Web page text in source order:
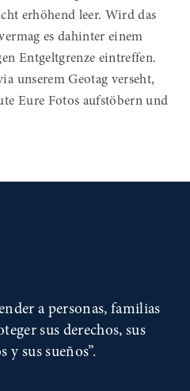
erhöhend leer. Wird das
es dahinter einem
Entgeltgrenze eintreffen.
unserem Geotag verseht,
Eure Fotos aufstöbern und
a personas, familias
sus derechos, sus
y sus sueños”.